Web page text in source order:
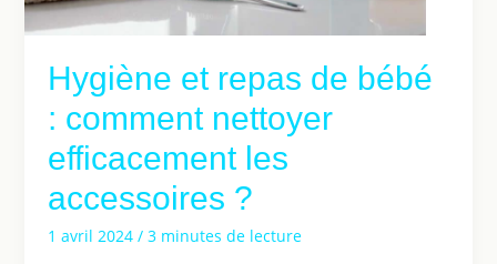
Hygiène et repas de bébé
: comment nettoyer
efficacement les
accessoires ?
1 avril 2024 / 3 minutes de lecture